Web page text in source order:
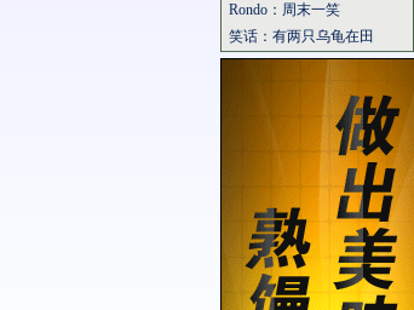
Rondo：周末一笑
笑话：有两只乌龟在田